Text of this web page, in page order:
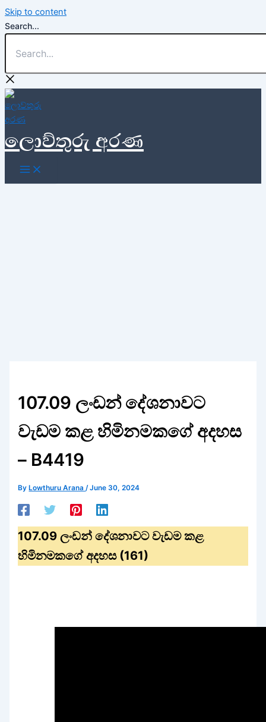
Skip to content
Search...
ලොව්තුරු අරණ
107.09 ලංඩන් දේශනාවට
වැඩම කළ හිමිනමකගේ අදහස
– B4419
By Lowthuru Arana/June 30, 2024
107.09 ලංඩන් දේශනාවට වැඩම කළ
හිමිනමකගේ අදහස (161)